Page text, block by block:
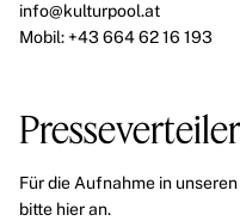
info@kulturpool.at
Mobil: +43 664 62 16 193
Presseverteiler
Für die Aufnahme in
bitte hieran.